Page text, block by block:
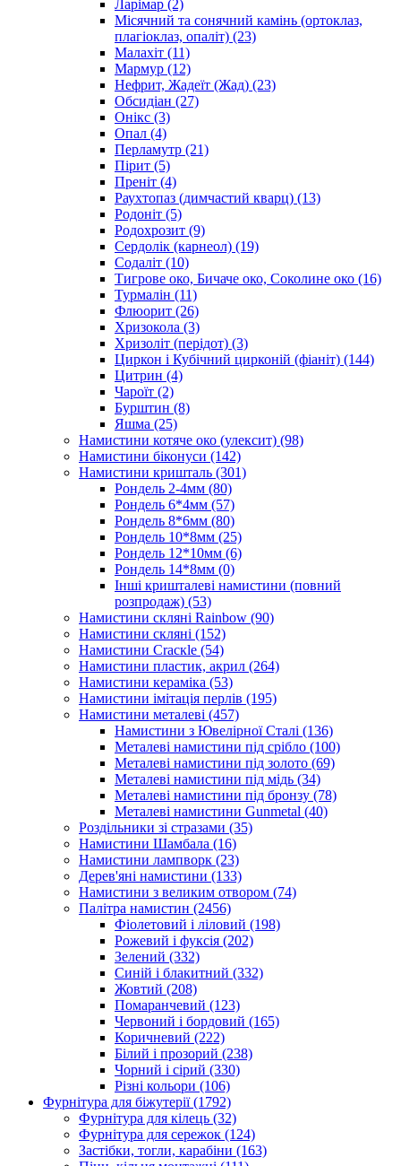
Ларімар (2)
Місячний та сонячний камінь (ортоклаз,
плагіоклаз, опаліт) (23)
Малахіт (11)
Мармур (12)
Нефрит, Жадеїт (Жад) (23)
Обсидіан (27)
Онікс (3)
Опал (4)
Перламутр (21)
Пірит (5)
Преніт (4)
Раухтопаз (димчастий кварц) (13)
Родоніт (5)
Родохрозит (9)
Сердолік (карнеол) (19)
Содаліт (10)
Тигрове око, Бичаче око, Соколине око (16)
Турмалін (11)
Флюорит (26)
Хризокола (3)
Хризоліт (перідот) (3)
Циркон і Кубічний цирконій (фіаніт) (144)
Цитрин (4)
Чароїт (2)
Бурштин (8)
Яшма (25)
Намистини котяче око (улексит) (98)
Намистини біконуси (142)
Намистини кришталь (301)
Рондель 2-4мм (80)
Рондель 6*4мм (57)
Рондель 8*6мм (80)
Рондель 10*8мм (25)
Рондель 12*10мм (6)
Рондель 14*8мм (0)
Інші кришталеві намистини (повний
розпродаж) (53)
Намистини скляні Rainbow (90)
Намистини скляні (152)
Намистини Cracкle (54)
Намистини пластик, акрил (264)
Намистини кераміка (53)
Намистини імітація перлів (195)
Намистини металеві (457)
Намистини з Ювелірної Сталі (136)
Металеві намистини під срібло (100)
Металеві намистини під золото (69)
Металеві намистини під мідь (34)
Металеві намистини під бронзу (78)
Металеві намистини Gunmetal (40)
Роздільники зі стразами (35)
Намистини Шамбала (16)
Намистини лампворк (23)
Дерев'яні намистини (133)
Намистини з великим отвором (74)
Палітра намистин (2456)
Фіолетовий і ліловий (198)
Рожевий і фуксія (202)
Зелений (332)
Синій і блакитний (332)
Жовтий (208)
Помаранчевий (123)
Червоний і бордовий (165)
Коричневий (222)
Білий і прозорий (238)
Чорний і сірий (330)
Різні кольори (106)
Фурнітура для біжутерії(1792)
Фурнітура для кілець (32)
Фурнітура для сережок (124)
Застібки, тогли, карабіни (163)